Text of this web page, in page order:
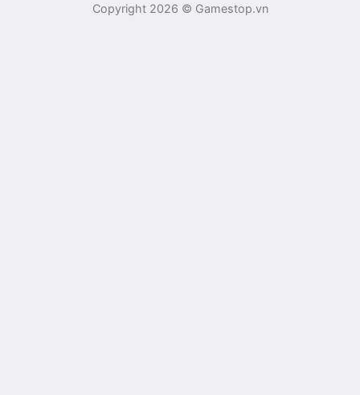
Copyright 2026 © Gamestop.vn